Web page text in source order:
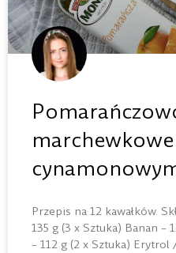
Przepis na 12 kawałków.
135 g (3 x Sztuka) Banan –
– 112 g (2 x Sztuka)